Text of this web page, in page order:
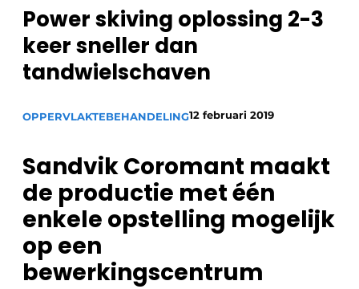
Podcasts
Privacy / Cookie statement
Vacature aanmelden
Video’s
Power skiving oplossing 2-3
keer sneller dan
tandwielschaven
OPPERVLAKTEBEHANDELING12 februari 2019
Sandvik Coromant maakt
de productie met één
enkele opstelling mogelijk
op een
bewerkingscentrum